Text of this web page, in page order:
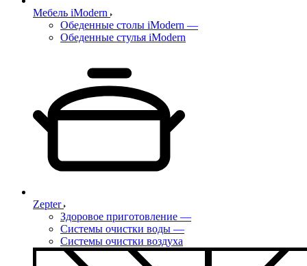
Мебель iModern
Обеденные столы iModern —
Обеденные стулья iModern
Zepter
Здоровое приготовление —
Системы очистки воды —
Системы очистки воздуха